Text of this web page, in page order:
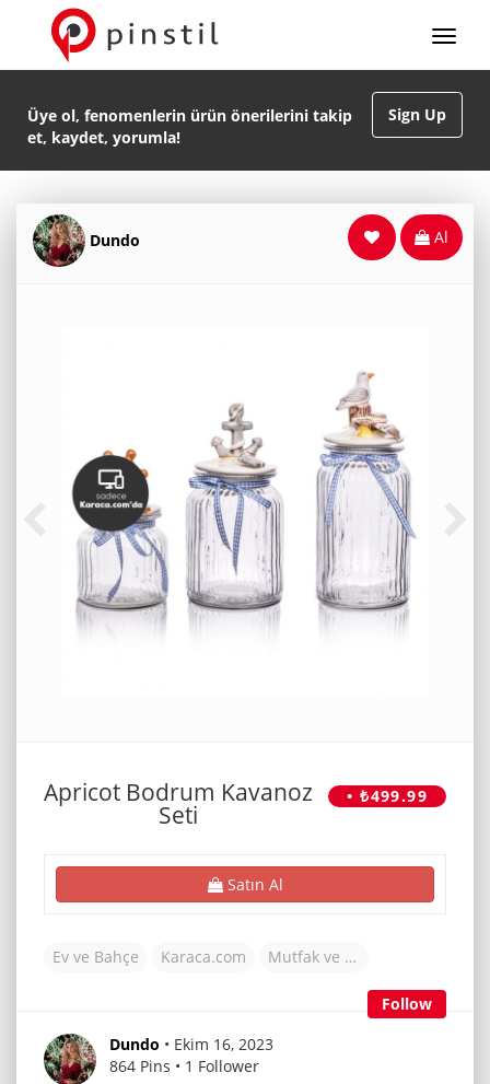
Sign Up
Üye ol, fenomenlerin ürün önerilerini takip
et, kaydet, yorumla!
Dundo Al
• ₺499.99
Apricot Bodrum Kavanoz
Seti
Satın Al
Ev ve Bahçe Karaca.com Mutfak ve Yemek
Follow
Dundo • Ekim 16, 2023
864 Pins • 1 Follower